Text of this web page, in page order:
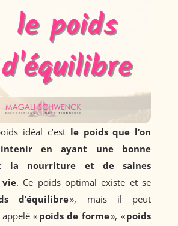
idéal c’est le poids que l’on
en ayant une bonne
la nourriture et de saines
. Ce poids optimal existe et se
d’équilibre», mais il peut
« poids de forme», «poids